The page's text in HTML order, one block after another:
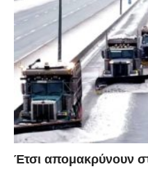
Έτσι απομακρύνουν